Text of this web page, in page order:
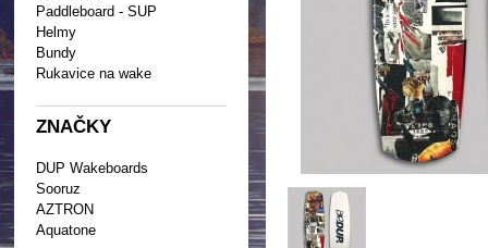
Paddleboard - SUP
Helmy
Bundy
Rukavice na wake
ZNAČKY
DUP Wakeboards
Sooruz
AZTRON
Aquatone